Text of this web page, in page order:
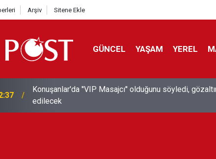
Arşiv Sitene Ekle
GÜNCEL YAŞAM YEREL
Konuşanlar'da ''VIP Masajcı'' olduğunu söyledi, gözaltına
edilecek